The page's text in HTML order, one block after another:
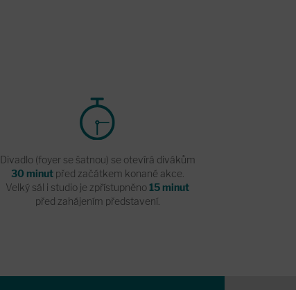
Divadlo (foyer se šatnou) se otevírá divákům
30 minutpřed začátkem konané akce.
Velký sál i studio je zpřístupněno15 minut
před zahájením představení.